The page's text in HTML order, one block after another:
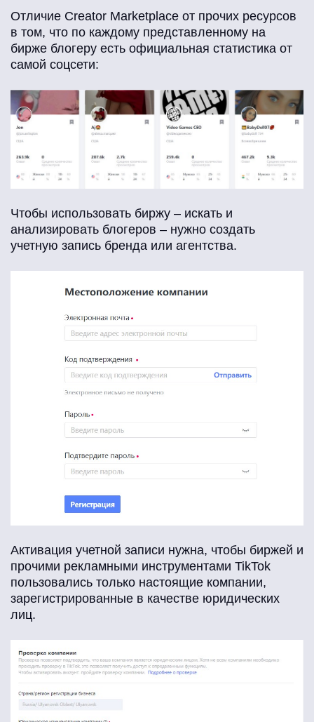
Отличие Creator Marketplace от прочих ресурсов
в том, что по каждому представленному на
бирже блогеру есть официальная статистика от
самой соцсети:
Чтобы использовать биржу – искать и
анализировать блогеров – нужно создать
учетную запись бренда или агентства.
Активация учетной записи нужна, чтобы биржей и
прочими рекламными инструментами TikTok
пользовались только настоящие компании,
зарегистрированные в качестве юридических
лиц.